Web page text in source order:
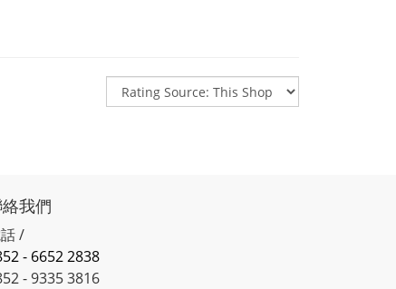
我們
/
- 6652 2838
- 9335 3816